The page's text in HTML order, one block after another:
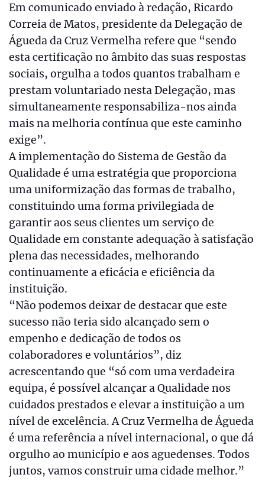
Em comunicado enviado à redação, Ricardo
Correia de Matos, presidente da Delegação de
Águeda da Cruz Vermelha refere que “sendo
esta certificação no âmbito das suas respostas
sociais, orgulha a todos quantos trabalham e
prestam voluntariado nesta Delegação, mas
simultaneamente responsabiliza-nos ainda
mais na melhoria contínua que este caminho
exige”.
A implementação do Sistema de Gestão da
Qualidade é uma estratégia que proporciona
uma uniformização das formas de trabalho,
constituindo uma forma privilegiada de
garantir aos seus clientes um serviço de
Qualidade em constante adequação à satisfação
plena das necessidades, melhorando
continuamente a eficácia e eficiência da
instituição.
“Não podemos deixar de destacar que este
sucesso não teria sido alcançado sem o
empenho e dedicação de todos os
colaboradores e voluntários”, diz
acrescentando que “só com uma verdadeira
equipa, é possível alcançar a Qualidade nos
cuidados prestados e elevar a instituição a um
nível de excelência. A Cruz Vermelha de Águeda
é uma referência a nível internacional, o que dá
orgulho ao município e aos aguedenses. Todos
juntos, vamos construir uma cidade melhor.”